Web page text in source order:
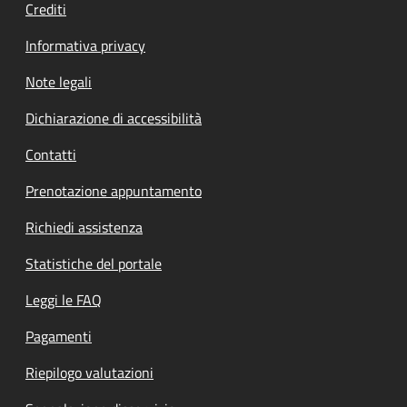
Crediti
Informativa privacy
Note legali
Dichiarazione di accessibilità
Contatti
Prenotazione appuntamento
Richiedi assistenza
Statistiche del portale
Leggi le FAQ
Pagamenti
Riepilogo valutazioni